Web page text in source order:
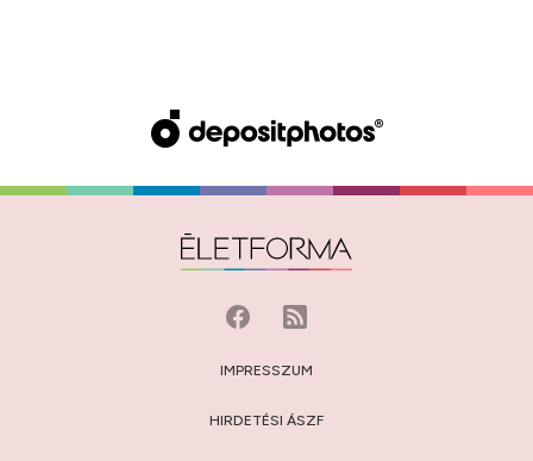
IMPRESSZUM
HIRDETÉSI ÁSZF